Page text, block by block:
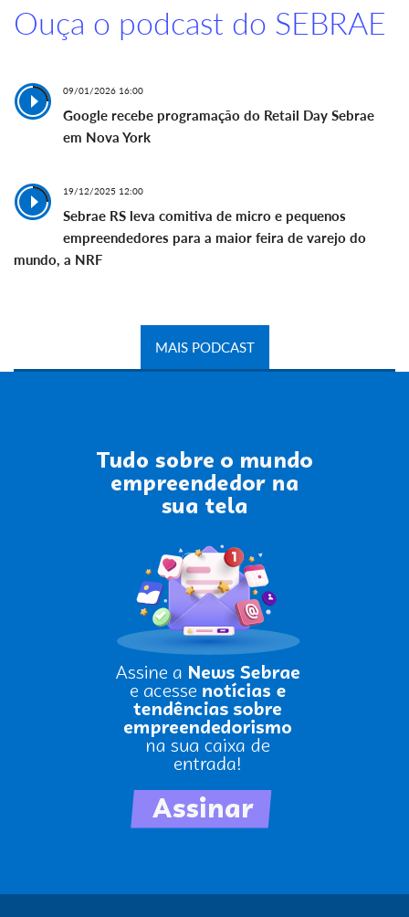
Ouça o podcast do SEBRAE
09/01/2026 16:00
Google recebe programação do Retail Day Sebrae
em Nova York
19/12/2025 12:00
Sebrae RS leva comitiva de micro e pequenos
empreendedores para a maior feira de varejo do
mundo, a NRF
MAIS PODCAST